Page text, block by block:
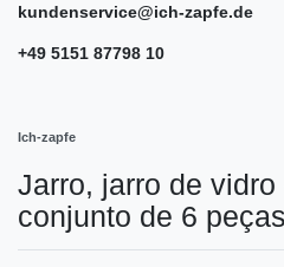
kundenservice@ich-zapfe.de
+49 5151 87798 10
Ich-zapfe
Jarro, jarro de
сonjunto de 6 peças